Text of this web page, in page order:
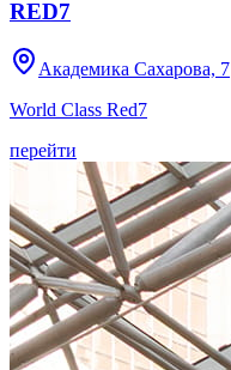
RED7
Академика Сахарова, 7
World Class Red7
перейти